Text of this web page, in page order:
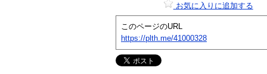
お気に入りに追加する
このページのURL
https://plth.me/41000328